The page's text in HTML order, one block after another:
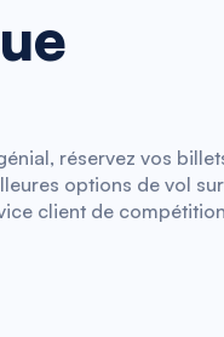
réservez vos
options de vol
client de